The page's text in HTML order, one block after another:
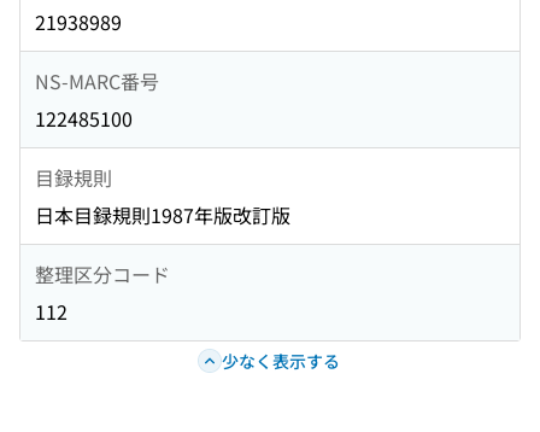
21938989
NS-MARC番号
122485100
目録規則
日本目録規則1987年版改訂版
整理区分コード
112
少なく表示する